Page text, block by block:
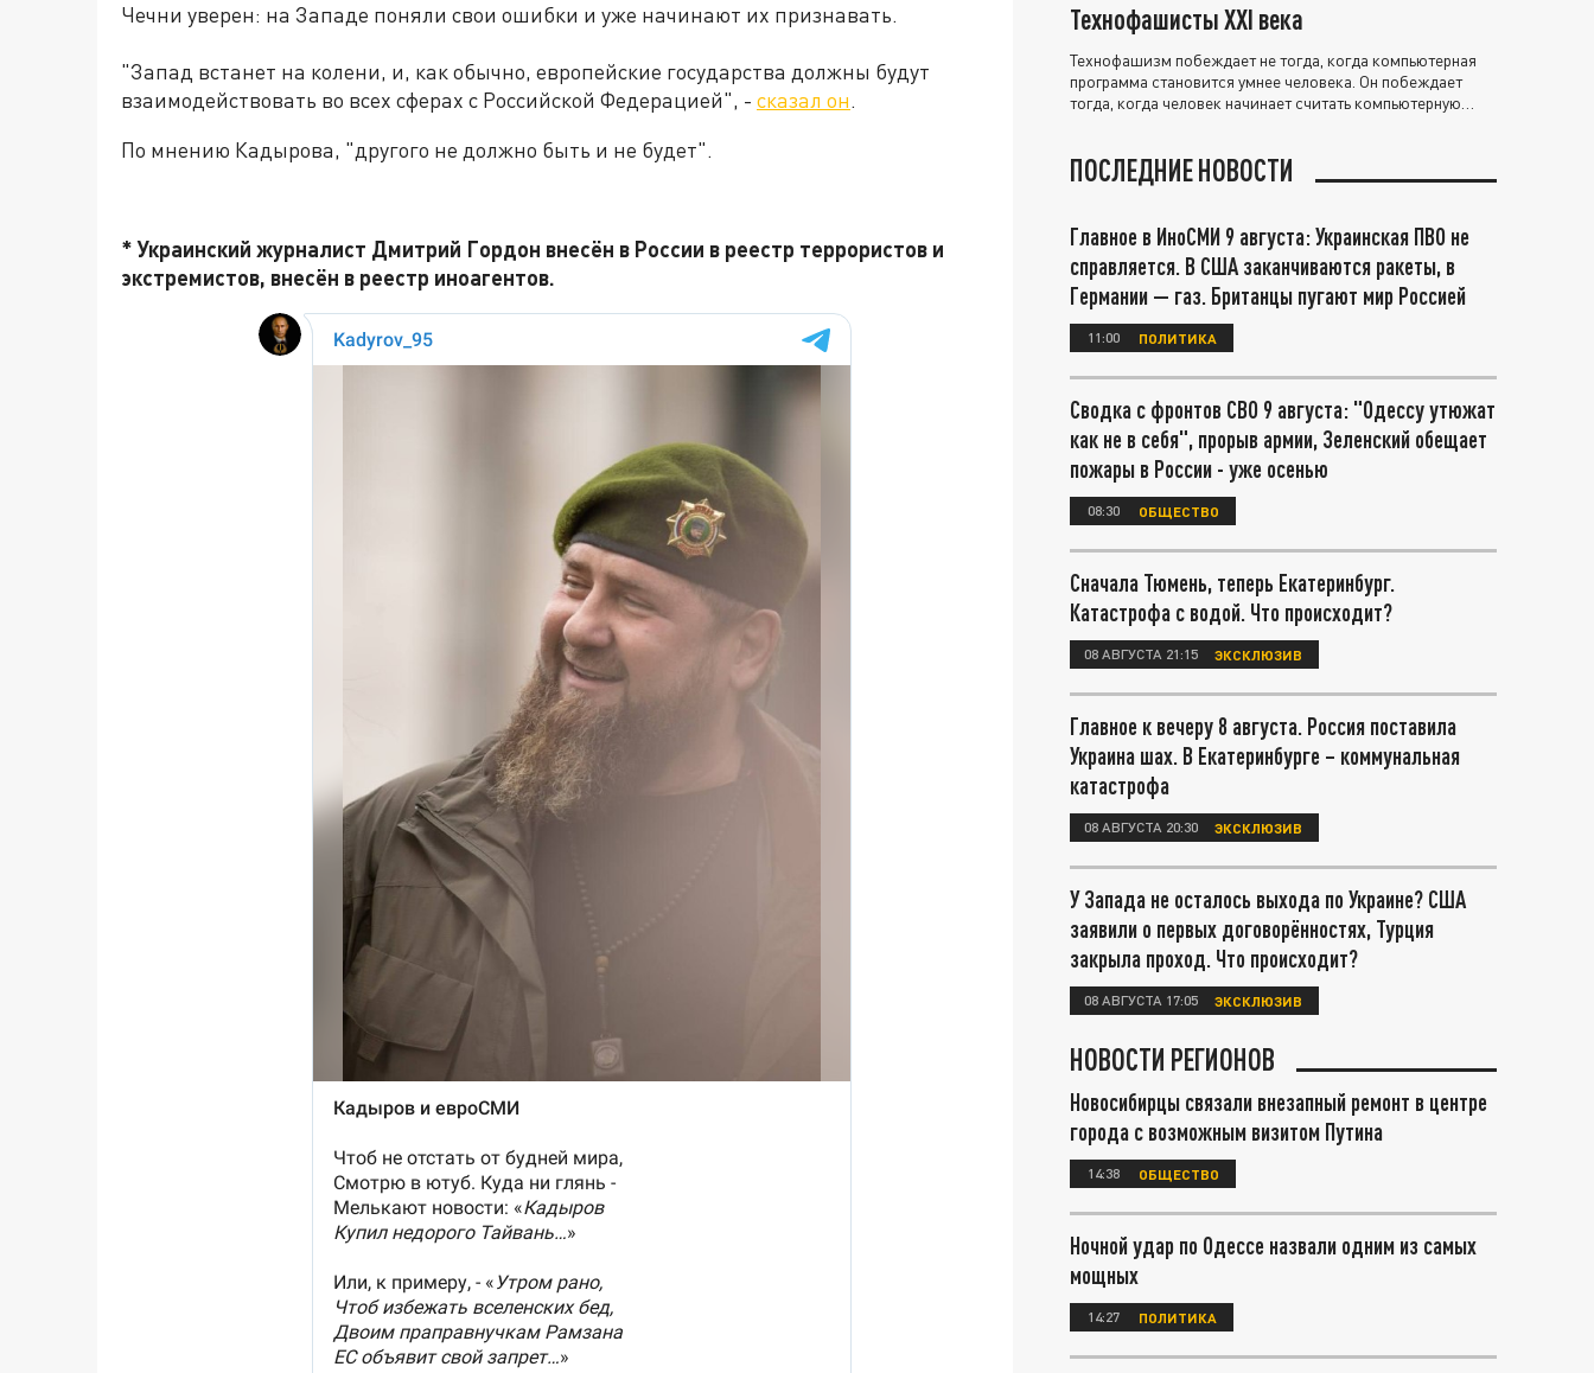
Чечни уверен: на Западе поняли свои ошибки и уже начинают их признавать.
"Запад встанет на колени, и, как обычно, европейские государства должны будут
взаимодействовать во всех сферах с Российской Федерацией", - сказал он.
По мнению Кадырова, "другого не должно быть и не будет".
* Украинский журналист Дмитрий Гордон внесён в России в реестр террористов и
экстремистов, внесён в реестр иноагентов.
Технофашисты XXI века
Технофашизм побеждает не тогда, когда компьютерная
программа становится умнее человека. Он побеждает
тогда, когда человек начинает считать компьютерную
ПОСЛЕДНИЕ НОВОСТИ
Главное в ИноСМИ 9 августа: Украинская ПВО не
справляется. В США заканчиваются ракеты, в
Германии — газ. Британцы пугают мир Россией
11:00 ПОЛИТИКА
Сводка с фронтов СВО 9 августа: "Одессу утюжат
как не в себя", прорыв армии, Зеленский обещает
пожары в России - уже осенью
08:30 ОБЩЕСТВО
Сначала Тюмень, теперь Екатеринбург.
Катастрофа с водой. Что происходит?
08 АВГУСТА 21:15 ЭКСКЛЮЗИВ
Главное к вечеру 8 августа. Россия поставила
Украина шах. В Екатеринбурге – коммунальная
катастрофа
08 АВГУСТА 20:30 ЭКСКЛЮЗИВ
У Запада не осталось выхода по Украине? США
заявили о первых договорённостях, Турция
закрыла проход. Что происходит?
08 АВГУСТА 17:05 ЭКСКЛЮЗИВ
НОВОСТИ РЕГИОНОВ
Новосибирцы связали внезапный ремонт в центре
города с возможным визитом Путина
14:38 ОБЩЕСТВО
Ночной удар по Одессе назвали одним из самых
мощных
14:27 ПОЛИТИКА